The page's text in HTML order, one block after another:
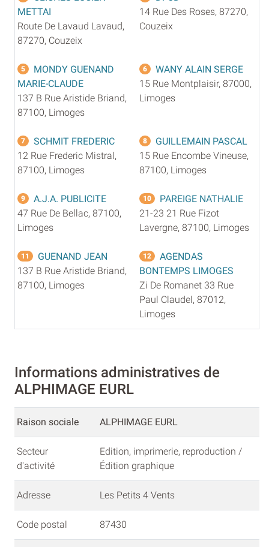
METTAI
Route De Lavaud Lavaud,
87270, Couzeix
14 Rue Des Roses, 87270,
Couzeix
5
MONDY GUENAND
MARIE-CLAUDE
137 B Rue Aristide Briand,
87100, Limoges
6
WANY ALAIN SERGE
15 Rue Montplaisir, 87000,
Limoges
7
SCHMIT FREDERIC
12 Rue Frederic Mistral,
87100, Limoges
8
GUILLEMAIN PASCAL
15 Rue Encombe Vineuse,
87100, Limoges
9
A.J.A. PUBLICITE
47 Rue De Bellac, 87100,
Limoges
10
PAREIGE NATHALIE
21-23 21 Rue Fizot
Lavergne, 87100, Limoges
11
GUENAND JEAN
137 B Rue Aristide Briand,
87100, Limoges
12
AGENDAS
BONTEMPS LIMOGES
Zi De Romanet 33 Rue
Paul Claudel, 87012,
Limoges
Informations administratives de
ALPHIMAGE EURL
Raison sociale ALPHIMAGE EURL
Secteur
d'activité
Edition, imprimerie, reproduction /
Édition graphique
Adresse Les Petits 4 Vents
Code postal 87430